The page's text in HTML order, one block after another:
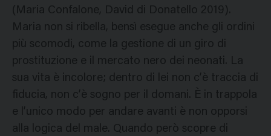
(Maria Confalone, David di Donatello 2019).
Maria non si ribella, bensì esegue anche gli ordini
più scomodi, come la gestione di un giro di
prostituzione e il mercato nero dei neonati. La
sua vita è incolore; dentro di lei non c’è traccia di
fiducia, non c’è sogno per il domani. È in trappola
e l’unico modo per andare avanti è non opporsi
alla logica del male. Quando però scopre di